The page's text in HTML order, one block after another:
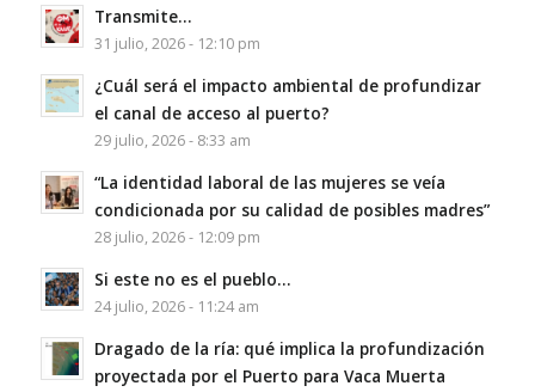
Transmite…
31 julio, 2026 - 12:10 pm
¿Cuál será el impacto ambiental de profundizar
el canal de acceso al puerto?
29 julio, 2026 - 8:33 am
“La identidad laboral de las mujeres se veía
condicionada por su calidad de posibles madres”
28 julio, 2026 - 12:09 pm
Si este no es el pueblo…
24 julio, 2026 - 11:24 am
Dragado de la ría: qué implica la profundización
proyectada por el Puerto para Vaca Muerta